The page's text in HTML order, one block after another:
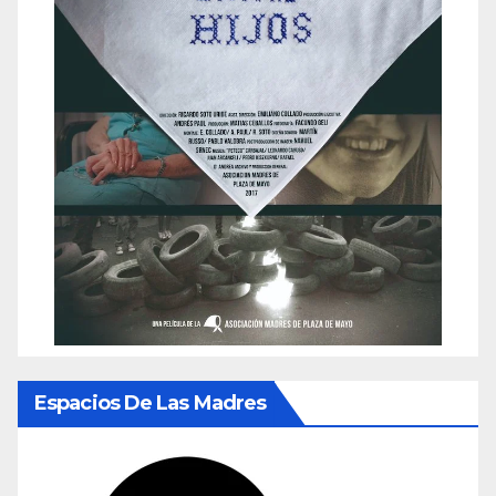
Espacios De Las Madres